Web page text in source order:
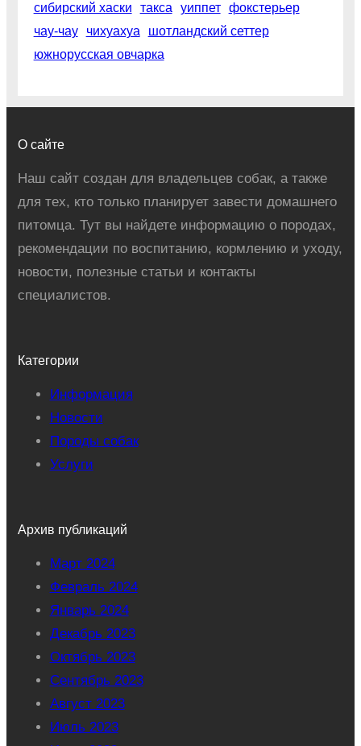
сибирский хаски
такса уиппет
фокстерьер
чау-чау
чихуахуа
шотландский сеттер
южнорусская овчарка
О сайте
Наш сайт создан для владельцев собак, а также
для тех, кто только планирует завести домашнего
питомца. Тут вы найдете информацию о породах,
рекомендации по воспитанию, кормлению и уходу,
новости, полезные статьи и контакты
специалистов.
Категории
Информация
Новости
Породы собак
Услуги
Архив публикаций
Март 2024
Февраль 2024
Январь 2024
Декабрь 2023
Октябрь 2023
Сентябрь 2023
Август 2023
Июль 2023